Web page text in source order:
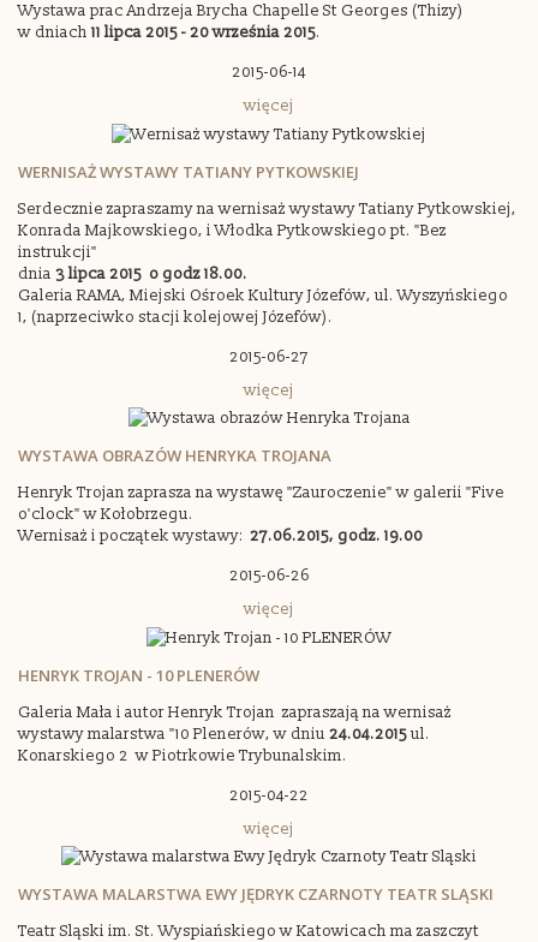
Wystawa prac Andrzeja Brycha Chapelle St Georges (Thizy)
w dniach11 lipca 2015 - 20 września 2015.
2015-06-14
więcej
WERNISAŻ WYSTAWY TATIANY PYTKOWSKIEJ
Serdecznie zapraszamy na wernisaż wystawy Tatiany Pytkowskiej,
Konrada Majkowskiego, i Włodka Pytkowskiego pt. "Bez
instrukcji"
dnia 3 lipca 2015 o godz 18.00.
Galeria RAMA, Miejski Ośroek Kultury Józefów, ul. Wyszyńskiego
1, (naprzeciwko stacji kolejowej Józefów).
2015-06-27
więcej
WYSTAWA OBRAZÓW HENRYKA TROJANA
Henryk Trojan zaprasza na wystawę "Zauroczenie" w galerii "Five
o'clock" w Kołobrzegu.
Wernisaż i początek wystawy: 27.06.2015, godz. 19.00
2015-06-26
więcej
HENRYK TROJAN - 10 PLENERÓW
Galeria Mała i autor Henryk Trojan zapraszają na wernisaż
wystawy malarstwa "10 Plenerów, w dniu 24.04.2015ul.
Konarskiego 2 w Piotrkowie Trybunalskim.
2015-04-22
więcej
WYSTAWA MALARSTWA EWY JĘDRYK CZARNOTY TEATR SLĄSKI
Teatr Sląski im. St. Wyspiańskiego w Katowicach ma zaszczyt